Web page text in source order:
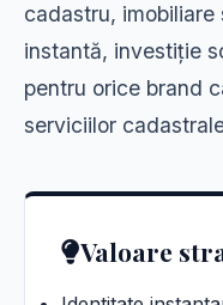
cadastru,
instantă, investiție
pentru orice brand
serviciilor
Valoare